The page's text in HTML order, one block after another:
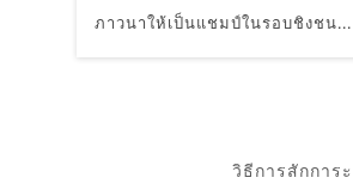
ภาวนาให้เป็นแชมป์ในรอบชิงชน...
วิธีการสักการะ